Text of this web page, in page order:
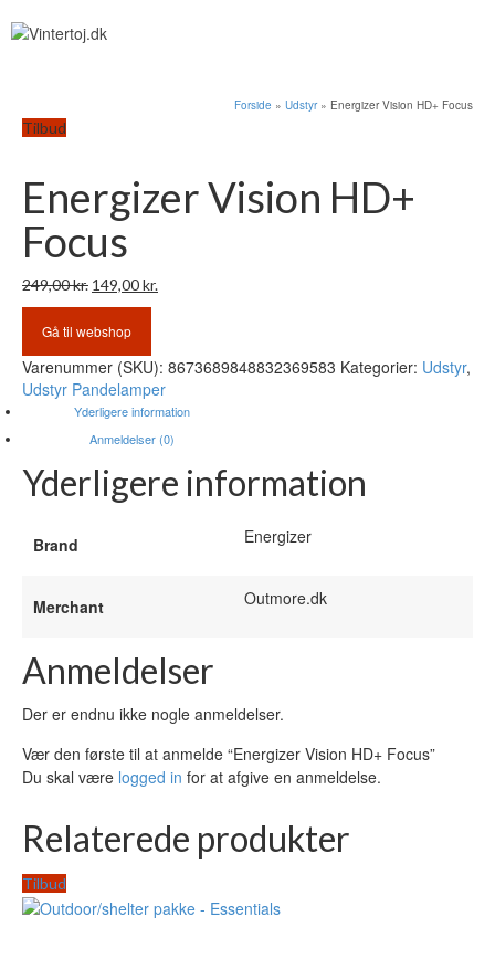
Forside » Udstyr » Energizer Vision HD+ Focus
Tilbud
Energizer Vision HD+
Focus
249,00kr. Den
oprindelige
pris
249,00 kr..
149,00kr.
149,00 kr..
Gå til webshop
Varenummer (SKU): 8673689848832369583 Kategorier: Udstyr,
Udstyr Pandelamper
Yderligere information
Anmeldelser (0)
Yderligere information
Brand Energizer
Merchant Outmore.dk
Anmeldelser
Der er endnu ikke nogle anmeldelser.
Vær den første til at anmelde “Energizer Vision HD+ Focus”
Du skal være logged in for at afgive en anmeldelse.
Relaterede produkter
Tilbud